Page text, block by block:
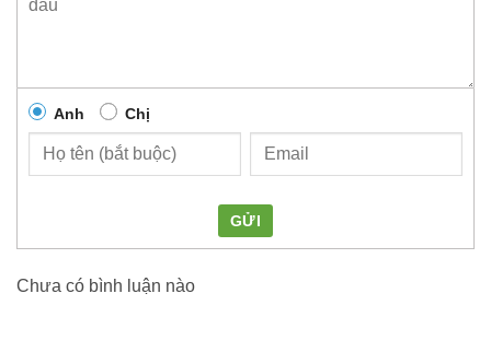
Anh Chị
GỬI
Chưa có bình luận nào